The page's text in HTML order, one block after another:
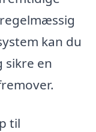
kan du
sikre en
til